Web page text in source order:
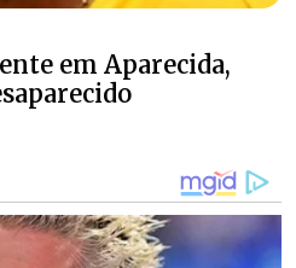
em Aparecida,